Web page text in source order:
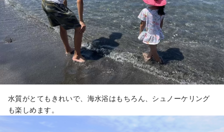
水質がとてもきれいで、海水浴はもちろん、シュノーケリング
も楽しめます。